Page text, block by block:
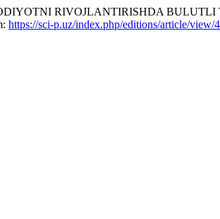
RIVOJLANTIRISHDA
https://sci-p.uz/index.php/editions/article/view/